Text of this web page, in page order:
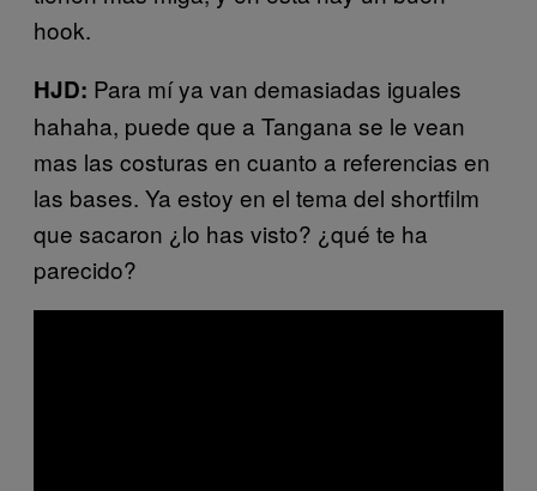
hook.
HJD: Para mí ya van demasiadas iguales
hahaha, puede que a Tangana se le vean
mas las costuras en cuanto a referencias en
las bases. Ya estoy en el tema del shortfilm
que sacaron ¿lo has visto? ¿qué te ha
parecido?